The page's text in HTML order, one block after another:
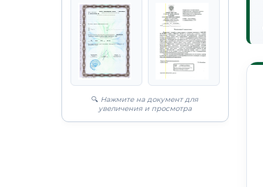
🔍 Нажмите на документ для
увеличения и просмотра